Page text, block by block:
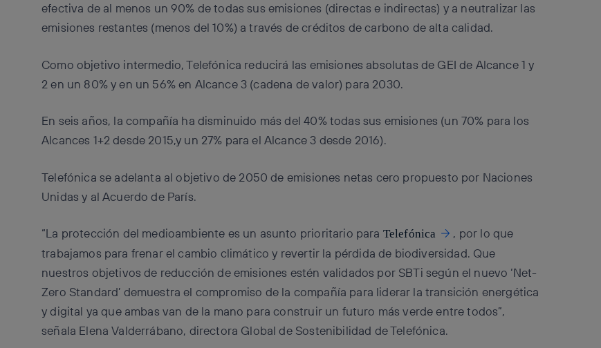
efectiva de al menos un 90% de todas sus emisiones (directas e indirectas) y a neutralizar las
emisiones restantes (menos del 10%) a través de créditos de carbono de alta calidad.
Como objetivo intermedio, Telefónica reducirá las emisiones absolutas de GEI de Alcance 1 y
2 en un 80% y en un 56% en Alcance 3 (cadena de valor) para 2030.
En seis años, la compañía ha disminuido más del 40% todas sus emisiones (un 70% para los
Alcances 1+2 desde 2015,y un 27% para el Alcance 3 desde 2016).
Telefónica se adelanta al objetivo de 2050 de emisiones netas cero propuesto por Naciones
Unidas y al Acuerdo de París.
“La protección del medioambiente es un asunto prioritario para Telefónica
, por lo que
trabajamos para frenar el cambio climático y revertir la pérdida de biodiversidad. Que
nuestros objetivos de reducción de emisiones estén validados por SBTi según el nuevo ‘Net-
Zero Standard’ demuestra el compromiso de la compañía para liderar la transición energética
y digital ya que ambas van de la mano para construir un futuro más verde entre todos”,
señala Elena Valderrábano, directora Global de Sostenibilidad de Telefónica.